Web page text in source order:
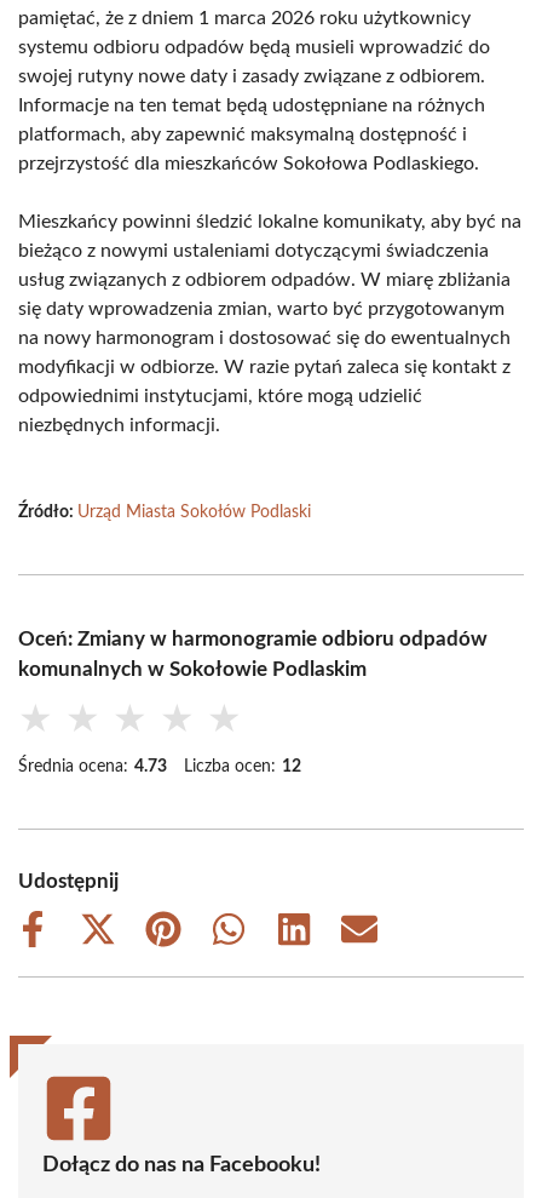
pamiętać, że z dniem 1 marca 2026 roku użytkownicy
systemu odbioru odpadów będą musieli wprowadzić do
swojej rutyny nowe daty i zasady związane z odbiorem.
Informacje na ten temat będą udostępniane na różnych
platformach, aby zapewnić maksymalną dostępność i
przejrzystość dla mieszkańców Sokołowa Podlaskiego.
Mieszkańcy powinni śledzić lokalne komunikaty, aby być na
bieżąco z nowymi ustaleniami dotyczącymi świadczenia
usług związanych z odbiorem odpadów. W miarę zbliżania
się daty wprowadzenia zmian, warto być przygotowanym
na nowy harmonogram i dostosować się do ewentualnych
modyfikacji w odbiorze. W razie pytań zaleca się kontakt z
odpowiednimi instytucjami, które mogą udzielić
niezbędnych informacji.
Źródło: Urząd Miasta Sokołów Podlaski
Oceń: Zmiany w harmonogramie odbioru odpadów
komunalnych w Sokołowie Podlaskim
★ ★ ★ ★ ★
Średnia ocena: 4.73 Liczba ocen: 12
Udostępnij
Share
Facebook
Share
X
Share
Pinterest
Share
WhatsApp
Share
LinkedIn
Share
Email
Dołącz do nas na Facebooku!